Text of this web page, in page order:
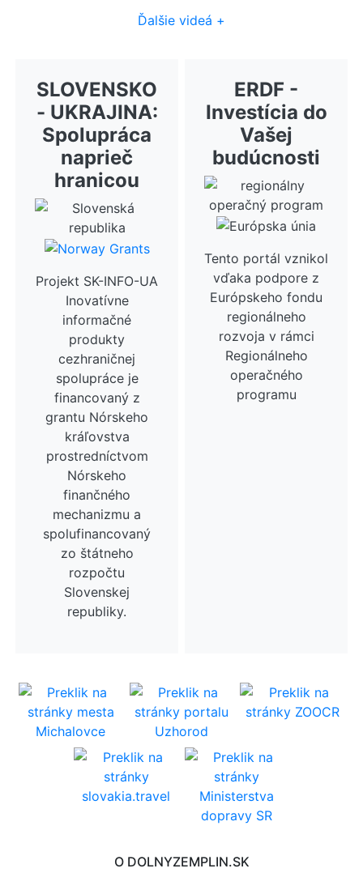
Ďalšie videá +
SLOVENSKO
- UKRAJINA:
Spolupráca
naprieč
hranicou
Projekt SK-INFO-UA
Inovatívne
informačné
produkty
cezhraničnej
spolupráce je
financovaný z
grantu Nórskeho
kráľovstva
prostredníctvom
Nórskeho
finančného
mechanizmu a
spolufinancovaný
zo štátneho
rozpočtu
Slovenskej
republiky.
ERDF -
Investícia do
Vašej
budúcnosti
Tento portál vznikol
vďaka podpore z
Európskeho fondu
regionálneho
rozvoja v rámci
Regionálneho
operačného
programu
O DOLNYZEMPLIN.SK